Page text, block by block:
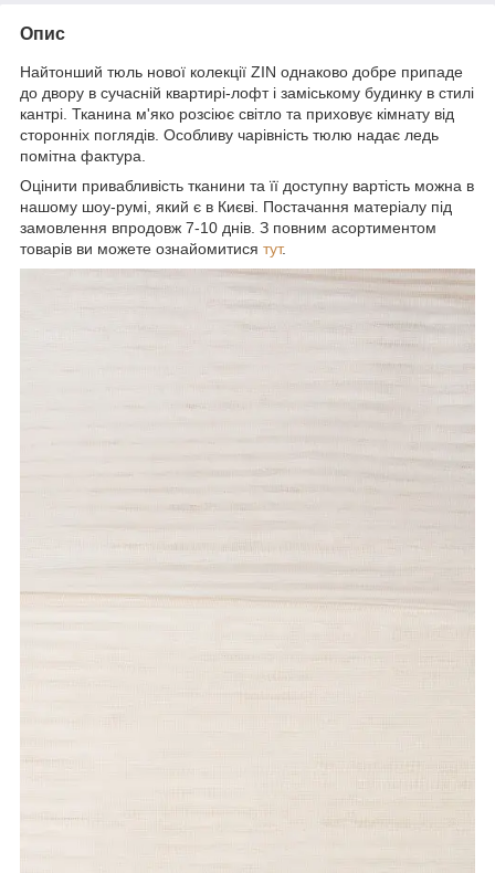
Опис
Найтонший тюль нової колекції ZIN однаково добре припаде
до двору в сучасній квартирі-лофт і заміському будинку в стилі
кантрі. Тканина м'яко розсіює світло та приховує кімнату від
сторонніх поглядів. Особливу чарівність тюлю надає ледь
помітна фактура.
Оцінити привабливість тканини та її доступну вартість можна в
нашому шоу-румі, який є в Києві. Постачання матеріалу під
замовлення впродовж 7-10 днів. З повним асортиментом
товарів ви можете ознайомитися тут.